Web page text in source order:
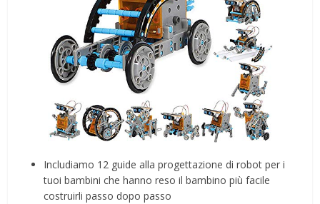
Includiamo 12 guide alla progettazione di robot per i
tuoi bambini che hanno reso il bambino più facile
costruirli passo dopo passo